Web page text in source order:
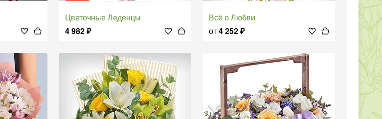
Цветочные Леденцы
4 982₽
Всё о Любви
от4 252₽